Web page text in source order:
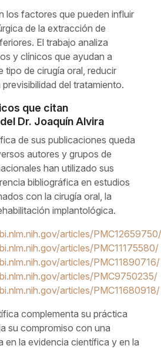
los factores que pueden influir
de la extracción de
El trabajo analiza
y clínicos que ayudan a
tipo de cirugía oral, reducir
del tratamiento.
que citan
Dr. Joaquín Alvira
de sus publicaciones queda
autores y grupos de
han utilizado sus
bibliográfica en estudios
con la cirugía oral, la
implantológica.
articles/PMC12659750/
articles/PMC11175580/
articles/PMC11890716/
articles/PMC9750235/
articles/PMC11680918/
complementa su práctica
su compromiso con una
en la evidencia científica y en la